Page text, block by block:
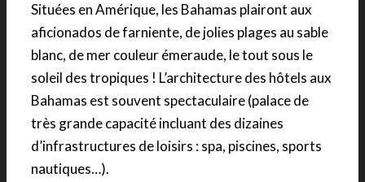
Situées en Amérique, les Bahamas plairont aux
aficionados de farniente, de jolies plages au sable
blanc, de mer couleur émeraude, le tout sous le
soleil des tropiques ! L’architecture des hôtels aux
Bahamas est souvent spectaculaire (palace de
très grande capacité incluant des dizaines
d’infrastructures de loisirs : spa, piscines, sports
nautiques…).